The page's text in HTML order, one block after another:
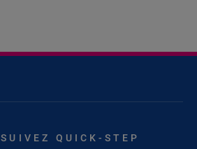
SUIVEZ QUICK-STEP